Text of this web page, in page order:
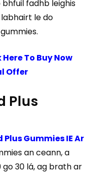
bhfuil fadhb leighis
le do
To Buy Now
Offer
Plus
Gummies IE Ar
an ceann, a
go 30 lá, ag brath ar